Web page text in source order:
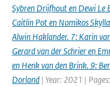
Sybren Drijfhout en Dewi Le
Caitlin Pot en Nomikos
Alwin Haklander. 7: Karin
Gerard van der Schrier en
en Henk van den Brink. 9:
Dorland | Year: 2021 |